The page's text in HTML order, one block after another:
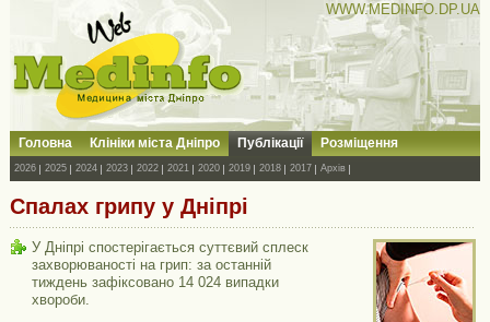
WWW.MEDINFO.DP.UA
Головна Клініки міста Дніпро Публікації Розміщення
2026 2025 2024 2023 2022 2021 2020 2019 2018 2017 Архів
Спалах грипу у Дніпрі
У Дніпрі спостерігається суттєвий сплеск
захворюваності на грип: за останній
тиждень зафіксовано 14 024 випадки
хвороби.